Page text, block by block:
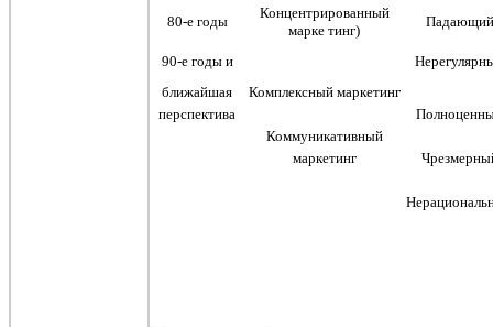
80-е годы
Концентрированный
марке тинг)
Падающий
90-е годы и
ближайшая
Комплексный маркетинг
перспектива
Коммуникативный
маркетинг